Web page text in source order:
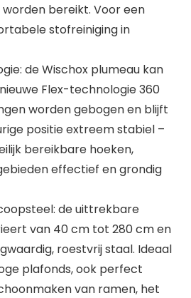
bereikt. Voor een
stofreiniging in
de Wischox plumeau kan
Flex-technologie 360
worden gebogen en blijft
positie extreem stabiel –
bereikbare hoeken,
effectief en grondig
de uittrekbare
van 40 cm tot 280 cm en
roestvrij staal. Ideaal
plafonds, ook perfect
van ramen, het